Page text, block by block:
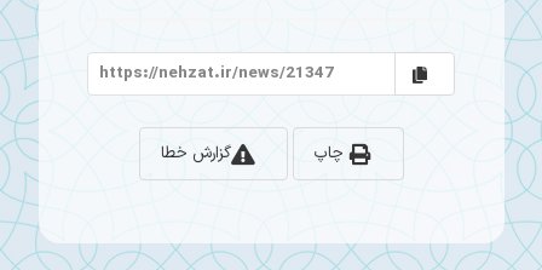
گزارش خطا چاپ